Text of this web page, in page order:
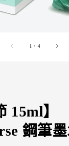
1 / 4
15ml】
鋼筆